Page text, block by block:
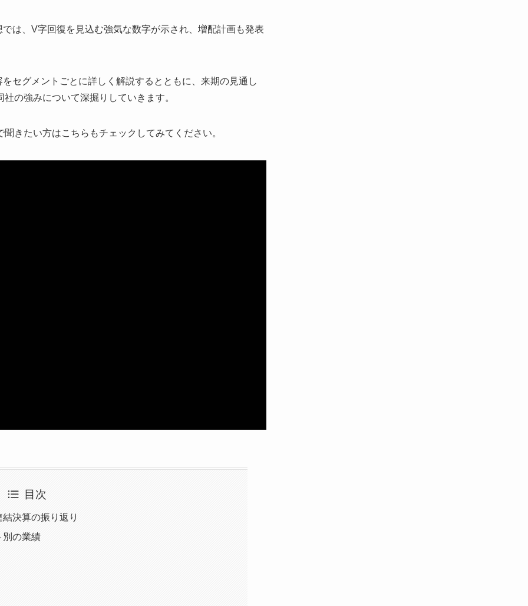
は、V字回復を見込む強気な数字が示され、増配計画も発表
セグメントごとに詳しく解説するとともに、来期の見通し
の強みについて深掘りしていきます。
きたい方はこちらもチェックしてみてください。
目次
決算の振り返り
別の業績